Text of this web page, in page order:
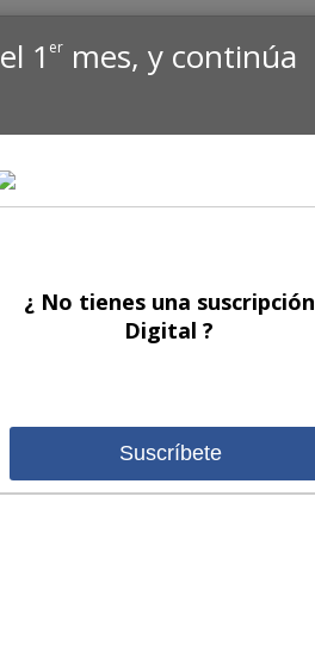
el 1er mes, y continúa
¿ No tienes una suscripción
Digital ?
Suscríbete